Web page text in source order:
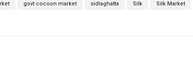
govt cocoon market sidlaghatta Silk Silk Market